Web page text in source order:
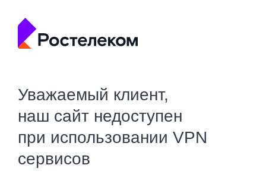
Уважаемый клиент,
наш сайт недоступен
при использовании VPN
сервисов